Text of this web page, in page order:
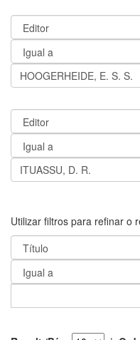
Utilizar filtros para refinar o